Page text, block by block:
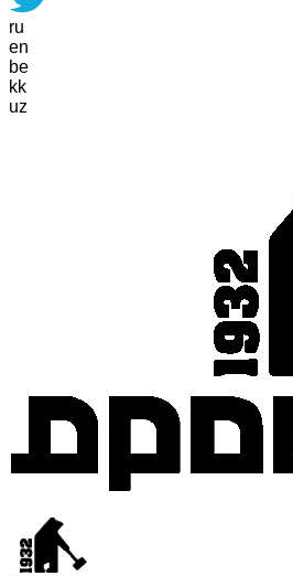
ru
en
be
kk
uz